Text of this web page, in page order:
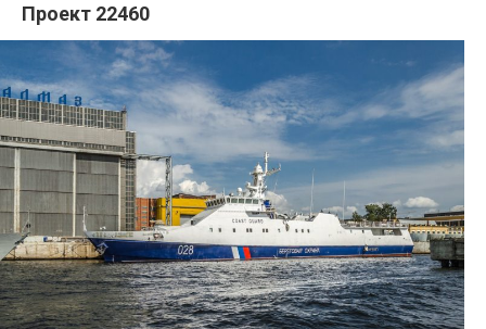
Проект 22460